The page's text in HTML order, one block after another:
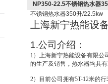
NP350-22.5不锈钢热水器
不锈钢热水器350升/22.5kw
上海新宁热能设
1.公司介绍：
1 ）上海新宁热能设备有限公
的生产及销售，热水器均具
2）目前公司拥有5T-12米的